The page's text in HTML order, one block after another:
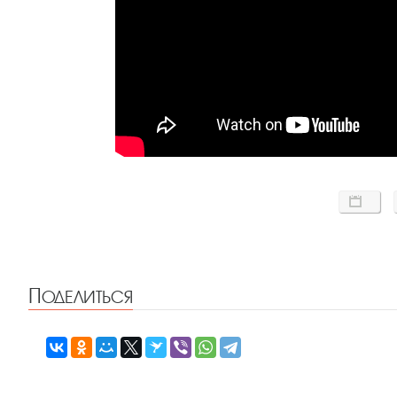
Поделиться